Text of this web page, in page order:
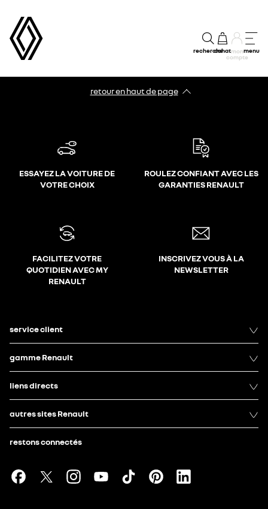
rechercheachatmon
compte
menu
retour en haut de page​
ESSAYEZ LA VOITURE DE
VOTRE CHOIX
ROULEZ CONFIANT AVEC LES
GARANTIES RENAULT
FACILITEZ VOTRE
QUOTIDIEN AVEC MY
RENAULT
INSCRIVEZ VOUS À LA
NEWSLETTER
service client
gamme Renault
liens directs
autres sites Renault
restons connectés